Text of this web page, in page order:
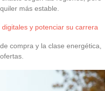
más estable.
y potenciar su carrera
compra y la clase energética,